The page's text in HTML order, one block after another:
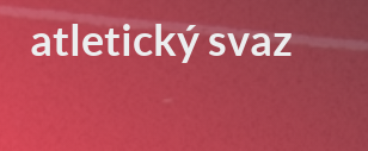
atletický svaz